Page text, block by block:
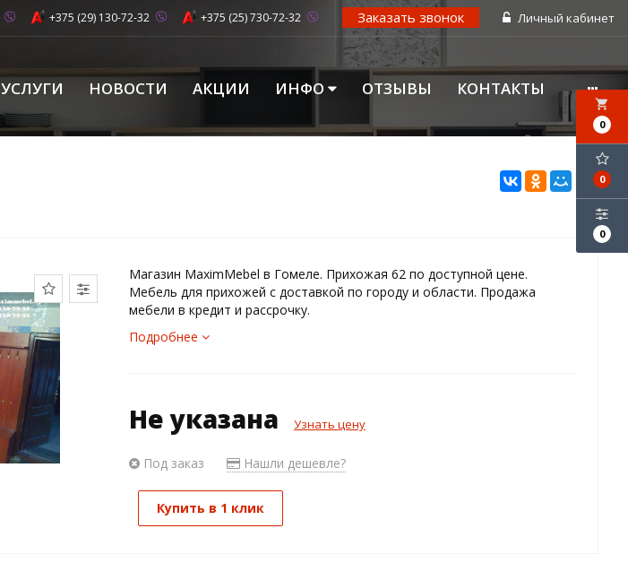
Личный кабинет
Заказать звонок
+375 (29) 130-72-32 +375 (25) 730-72-32
УСЛУГИ НОВОСТИ АКЦИИ ИНФО ОТЗЫВЫ КОНТАКТЫ
local_grocery_store
0
0
0
Магазин MaximMebel в Гомеле. Прихожая 62 по доступной цене.
Мебель для прихожей с доставкой по городу и области. Продажа
мебели в кредит и рассрочку.
Подробнее
Не указана Узнать цену
Под заказ Нашли дешевле?
Купить в 1 клик